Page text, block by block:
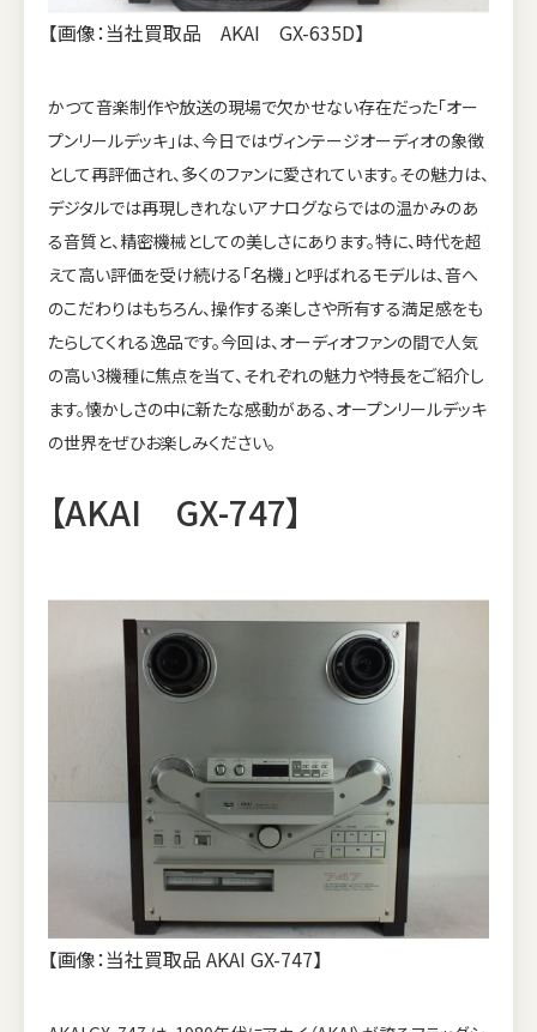
【画像：当社買取品 AKAI GX-635D】
かつて音楽制作や放送の現場で欠かせない存在だった「オー
プンリールデッキ」は、今日ではヴィンテージオーディオの象徴
として再評価され、多くのファンに愛されています。その魅力は、
デジタルでは再現しきれないアナログならではの温かみのあ
る音質と、精密機械としての美しさにあります。特に、時代を超
えて高い評価を受け続ける「名機」と呼ばれるモデルは、音へ
のこだわりはもちろん、操作する楽しさや所有する満足感をも
たらしてくれる逸品です。今回は、オーディオファンの間で人気
の高い3機種に焦点を当て、それぞれの魅力や特長をご紹介し
ます。懐かしさの中に新たな感動がある、オープンリールデッキ
の世界をぜひお楽しみください。
【AKAI GX-747】
【画像：当社買取品 AKAI GX-747】